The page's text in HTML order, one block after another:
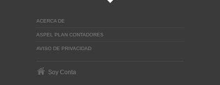
ACERCA DE
ASPEL PLAN CONTADORES
AVISO DE PRIVACIDAD
Soy Conta